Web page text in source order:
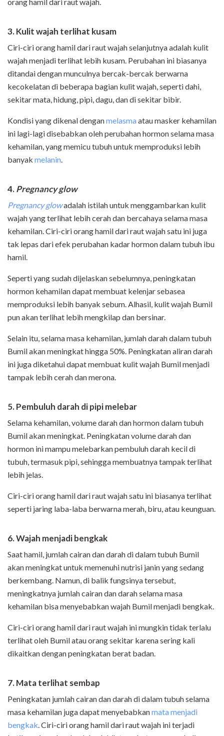
3. Kulit wajah terlihat kusam
Ciri-ciri orang hamil dari raut wajah selanjutnya adalah kulit
wajah menjadi terlihat lebih kusam. Perubahan ini biasanya
ditandai dengan munculnya bercak-bercak berwarna
kecokelatan di beberapa bagian kulit wajah, seperti dahi,
sekitar mata, hidung, pipi, dagu, dan di sekitar bibir.
Kondisi yang dikenal denganmelasmaatau masker kehamilan
ini lagi-lagi disebabkan oleh perubahan hormon selama masa
kehamilan, yang memicu tubuh untuk memproduksi lebih
banyak melanin
4.Pregnancy glow
Pregnancy glowadalah istilah untuk menggambarkan kulit
wajah yang terlihat lebih cerah dan bercahaya selama masa
kehamilan. Ciri-ciri orang hamil dari raut wajah satu ini juga
tak lepas dari efek perubahan kadar hormon dalam tubuh ibu
hamil.
Seperti yang sudah dijelaskan sebelumnya, peningkatan
hormon kehamilan dapat membuat kelenjar sebasea
memproduksi lebih banyak sebum. Alhasil, kulit wajah Bumil
pun akan terlihat lebih mengkilap dan bersinar.
Selain itu, selama masa kehamilan, jumlah darah dalam tubuh
Bumil akan meningkat hingga 50%. Peningkatan aliran darah
ini juga diketahui dapat membuat kulit wajah Bumil menjadi
tampak lebih cerah dan merona.
5. Pembuluh darah di pipi melebar
Selama kehamilan, volume darah dan hormon dalam tubuh
Bumil akan meningkat. Peningkatan volume darah dan
hormon ini mampu melebarkan pembuluh darah kecil di
tubuh, termasuk pipi, sehingga membuatnya tampak terlihat
lebih jelas.
Ciri-ciri orang hamil dari raut wajah satu ini biasanya terlihat
seperti jaring laba-laba berwarna merah, biru, atau keunguan.
6. Wajah menjadi bengkak
Saat hamil, jumlah cairan dan darah di dalam tubuh Bumil
akan meningkat untuk memenuhi nutrisi janin yang sedang
berkembang. Namun, di balik fungsinya tersebut,
meningkatnya jumlah cairan dan darah selama masa
kehamilan bisa menyebabkan wajah Bumil menjadi bengkak.
Ciri-ciri orang hamil dari raut wajah ini mungkin tidak terlalu
terlihat oleh Bumil atau orang sekitar karena sering kali
dikaitkan dengan peningkatan berat badan.
7. Mata terlihat sembap
Peningkatan jumlah cairan dan darah di dalam tubuh selama
masa kehamilan juga dapat menyebabkanmata menjadi
bengkak . Ciri-ciri orang hamil dari raut wajah ini terjadi